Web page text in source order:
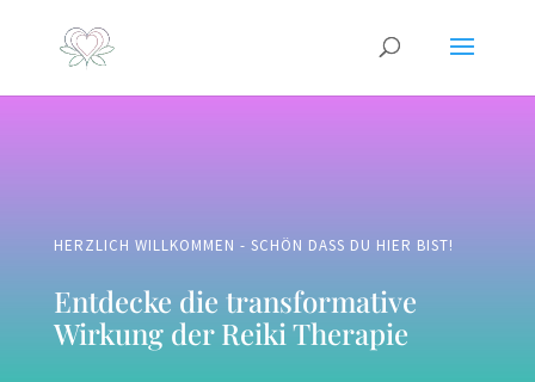
HERZLICH WILLKOMMEN - SCHÖN DASS DU HIER BIST!
Entdecke die transformative
Wirkung der Reiki Therapie